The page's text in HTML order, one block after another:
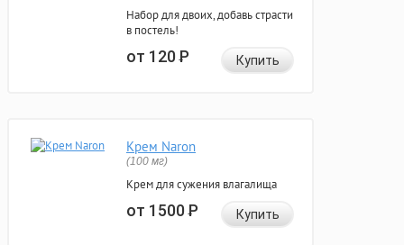
Набор для двоих, добавь страсти
в постель!
от 120Р Купить
Крем Naron
(100 мг)
Крем для сужения влагалища
от 1500Р Купить